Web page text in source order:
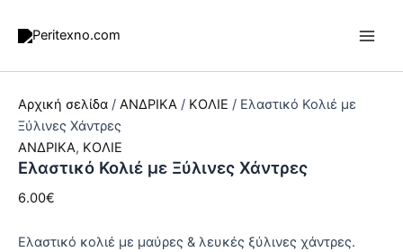
στο
Αρχική σελίδα / ΑΝΔΡΙΚΑ / ΚΟΛΙΕ / Ελαστικό Κολιέ με
Ξύλινες Χάντρες
ΑΝΔΡΙΚΑ, ΚΟΛΙΕ
Ελαστικό Κολιέ με Ξύλινες Χάντρες
6.00€
Ελαστικό κολιέ με μαύρες & λευκές ξύλινες χάντρες.
Προσφορά!
Προσφορά!